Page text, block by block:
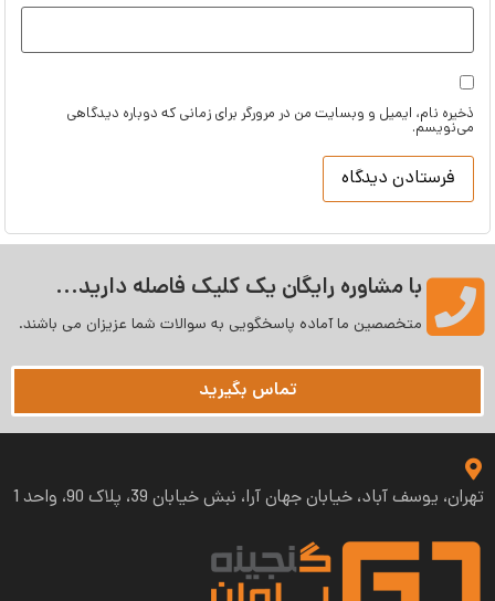
ذخیره نام، ایمیل و وبسایت من در مرورگر برای زمانی که دوباره دیدگاهی
می‌نویسم.
با مشاوره رایگان یک کلیک فاصله دارید...
متخصصین ما آماده پاسخگویی به سوالات شما عزیزان می‌ باشند.
تماس بگیرید
تهران، یوسف آباد، خیابان جهان آرا، نبش خیابان 39، پلاک 90، واحد 1